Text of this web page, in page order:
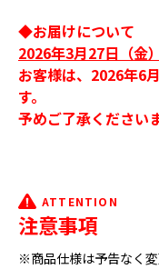
◆お届けについて
2026年3月27日（金
お客様は、2026年6
す。
予めご了承ください
ATTENTION
注意事項
※商品仕様は予告なく